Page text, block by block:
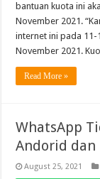
bantuan kuota ini
November 2021.
internet ini pada
November 2021.
Read More »
WhatsApp
Andorid
August 25, 2021